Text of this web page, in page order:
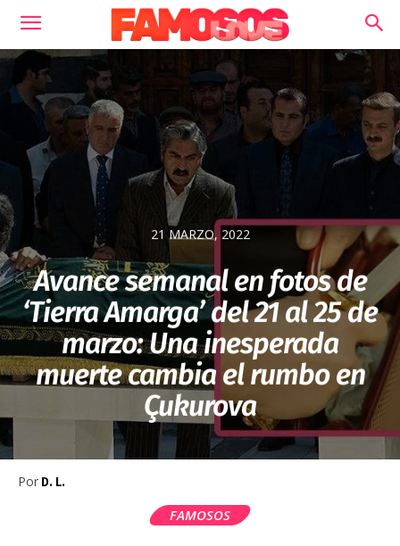
21 MARZO, 2022
Avance semanal en fotos de
‘Tierra Amarga’ del 21 al 25 de
marzo: Una inesperada
muerte cambia el rumbo en
Çukurova
Por D. L.
FAMOSOS